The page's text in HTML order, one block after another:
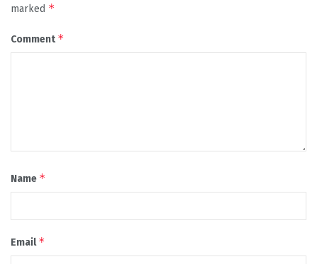
marked *
Comment*
Name *
Email*